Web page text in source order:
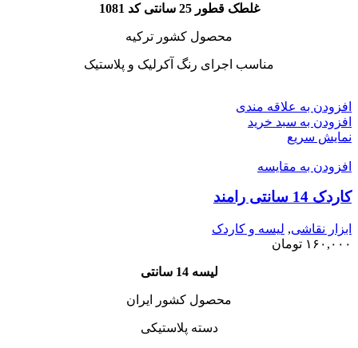
غلطک قطور 25 سانتی کد 1081
محصول کشور ترکیه
مناسب اجرای رنگ آکرلیک و پلاستیک
افزودن به علاقه مندی
افزودن به سبد خرید
نمایش سریع
افزودن به مقایسه
کاردک 14 سانتی رامند
ابزار نقاشی, لیسه و کاردک
۱۶۰,۰۰۰ تومان
لیسه 14 سانتی
محصول کشور ایران
دسته پلاستیکی